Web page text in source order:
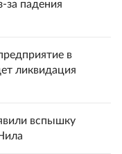
за падения
в
ликвидация
вспышку